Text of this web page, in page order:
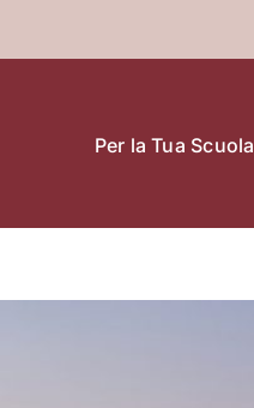
Per la Tua Scuola